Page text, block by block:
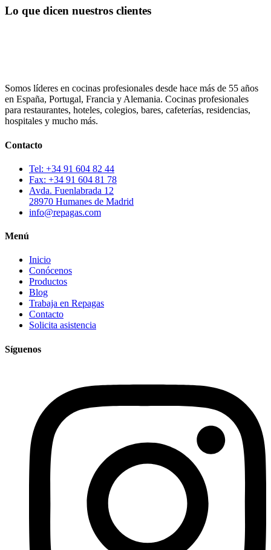
Lo que dicen nuestros clientes
Somos líderes en cocinas profesionales desde hace más de 55 años
en España, Portugal, Francia y Alemania. Cocinas profesionales
para restaurantes, hoteles, colegios, bares, cafeterías, residencias,
hospitales y mucho más.
Contacto
Tel: +34 91 604 82 44
Fax: +34 91 604 81 78
Avda. Fuenlabrada 12
28970 Humanes de Madrid
info@repagas.com
Menú
Inicio
Conócenos
Productos
Blog
Trabaja en Repagas
Contacto
Solicita asistencia
Síguenos